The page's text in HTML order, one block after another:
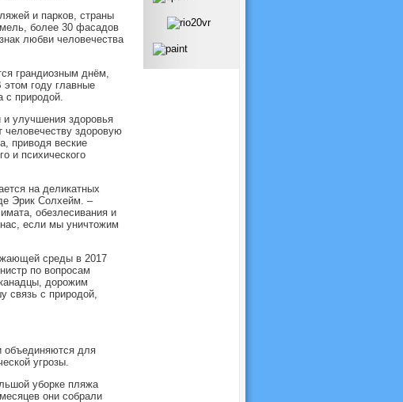
и парков, страны
более 30 фасадов
любви человечества
грандиозным днём,
этом году главные
с природой.
и улучшения здоровья
человечеству здоровую
приводя веские
и психического
на деликатных
Эрик Солхейм. –
обезлесивания и
нас, если мы уничтожим
среды в 2017
по вопросам
дорожим
связь с природой,
объединяются для
угрозы.
уборке пляжа
они собрали